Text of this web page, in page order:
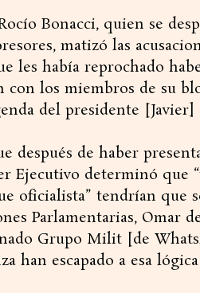
Bonacci, quien se
matizó las
les había reprochado
los miembros de su
del presidente
después de haber
Ejecutivo determinó que
oficialista” tendrían que
Parlamentarias, Omar
Grupo Milit [de
han escapado a esa